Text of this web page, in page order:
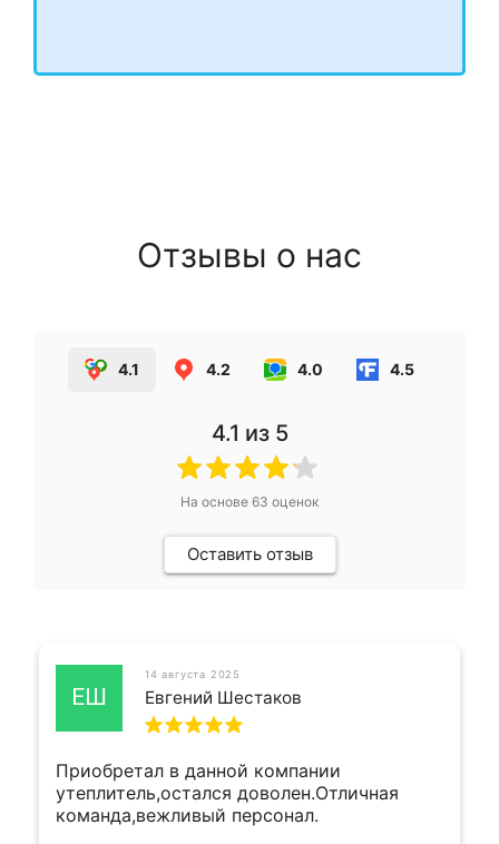
Отзывы о нас
4.1 4.2 4.0 4.5
4.1 из 5
На основе 63 оценок
Оставить отзыв
ЕШ
14 августа 2025
Евгений Шестаков
Приобретал в данной компании
утеплитель,остался доволен.Отличная
команда,вежливый персонал.